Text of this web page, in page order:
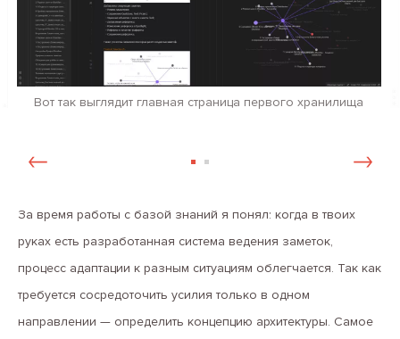
Вот так выглядит главная страница первого хранилища
За время работы с базой знаний я понял: когда в твоих
руках есть разработанная система ведения заметок,
процесс адаптации к разным ситуациям облегчается. Так как
требуется сосредоточить усилия только в одном
направлении — определить концепцию архитектуры. Самое